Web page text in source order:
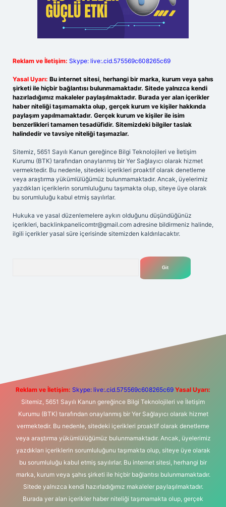
Reklam ve İletişim: Skype: live:.cid.575569c608265c69
Yasal Uyarı: Bu internet sitesi, herhangi bir marka, kurum veya şahıs
şirketi ile hiçbir bağlantısı bulunmamaktadır. Sitede yalnızca kendi
hazırladığımız makaleler paylaşılmaktadır. Burada yer alan içerikler
haber niteliği taşımamakta olup, gerçek kurum ve kişiler hakkında
paylaşım yapılmamaktadır. Gerçek kurum ve kişiler ile isim
benzerlikleri tamamen tesadüfidir. Sitemizdeki bilgiler taslak
halindedir ve tavsiye niteliği taşımazlar.
Sitemiz, 5651 Sayılı Kanun gereğince Bilgi Teknolojileri ve İletişim
Kurumu (BTK) tarafından onaylanmış bir Yer Sağlayıcı olarak hizmet
vermektedir. Bu nedenle, sitedeki içerikleri proaktif olarak denetleme
veya araştırma yükümlülüğümüz bulunmamaktadır. Ancak, üyelerimiz
yazdıkları içeriklerin sorumluluğunu taşımakta olup, siteye üye olarak
bu sorumluluğu kabul etmiş sayılırlar.
Hukuka ve yasal düzenlemelere aykırı olduğunu düşündüğünüz
içerikleri, backlinkpanelicomtr@gmail.com adresine bildirmeniz halinde,
ilgili içerikler yasal süre içerisinde sitemizden kaldırılacaktır.
m elexbet
Reklam ve İletişim: Skype: live:.cid.575569c608265c69 Yasal Uyarı:
Sitemiz, 5651 Sayılı Kanun gereğince Bilgi Teknolojileri ve İletişim
Kurumu (BTK) tarafından onaylanmış bir Yer Sağlayıcı olarak hizmet
vermektedir. Bu nedenle, sitedeki içerikleri proaktif olarak denetleme
veya araştırma yükümlülüğümüz bulunmamaktadır. Ancak, üyelerimiz
yazdıkları içeriklerin sorumluluğunu taşımakta olup, siteye üye olarak
bu sorumluluğu kabul etmiş sayılırlar. Bu internet sitesi, herhangi bir
marka, kurum veya şahıs şirketi ile hiçbir bağlantısı bulunmamaktadır.
Sitede yalnızca kendi hazırladığımız makaleler paylaşılmaktadır.
Burada yer alan içerikler haber niteliği taşımamakta olup, gerçek